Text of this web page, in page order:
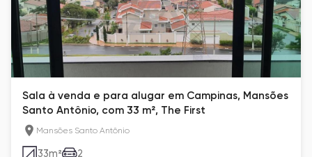
Sala à venda e para alugar em Campinas, Mansões
Santo Antônio, com 33 m², The First
Mansões Santo Antônio
33m² 2